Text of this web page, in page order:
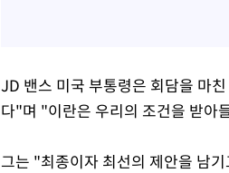
JD 밴스 미국 부통령은 회담을 마
다"며 "이란은 우리의 조건을 받아
그는 "최종이자 최선의 제안을 남